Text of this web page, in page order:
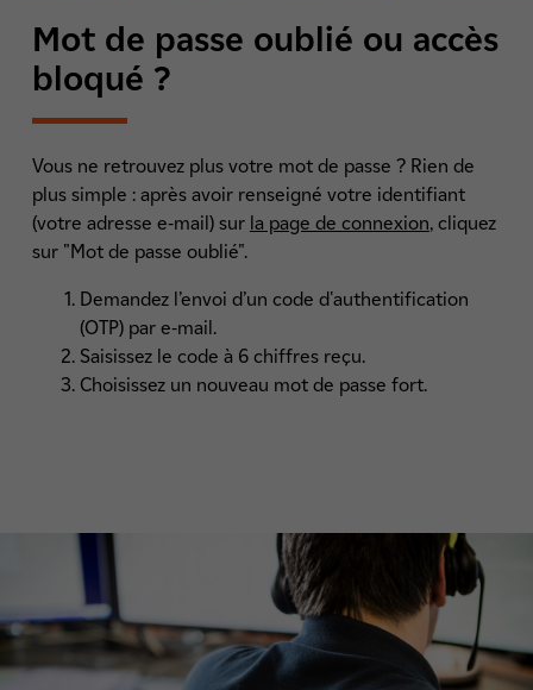
Mot de passe oublié ou accès
bloqué ?
Vous ne retrouvez plus votre mot de passe ? Rien de
plus simple : après avoir renseigné votre identifiant
(votre adresse e-mail) sur la page de connexion, cliquez
sur "Mot de passe oublié".
Demandez l’envoi d’un code d'authentification
(OTP) par e-mail.
Saisissez le code à 6 chiffres reçu.
Choisissez un nouveau mot de passe fort.